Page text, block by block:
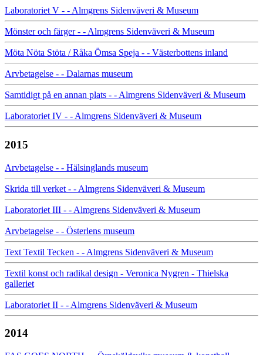
Laboratoriet V - - Almgrens Sidenväveri & Museum
Mönster och färger - - Almgrens Sidenväveri & Museum
Möta Nöta Stöta / Råka Ömsa Speja - - Västerbottens inland
Arvbetagelse - - Dalarnas museum
Samtidigt på en annan plats - - Almgrens Sidenväveri & Museum
Laboratoriet IV - - Almgrens Sidenväveri & Museum
2015
Arvbetagelse - - Hälsinglands museum
Skrida till verket - - Almgrens Sidenväveri & Museum
Laboratoriet III - - Almgrens Sidenväveri & Museum
Arvbetagelse - - Österlens museum
Text Textil Tecken - - Almgrens Sidenväveri & Museum
Textil konst och radikal design - Veronica Nygren - Thielska
galleriet
Laboratoriet II - - Almgrens Sidenväveri & Museum
2014